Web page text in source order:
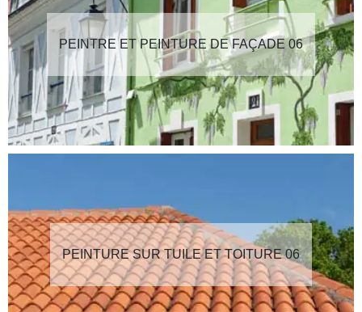
PEINTRE ET PEINTURE DE FAÇADE 06
PEINTURE SUR TUILE ET TOITURE 06